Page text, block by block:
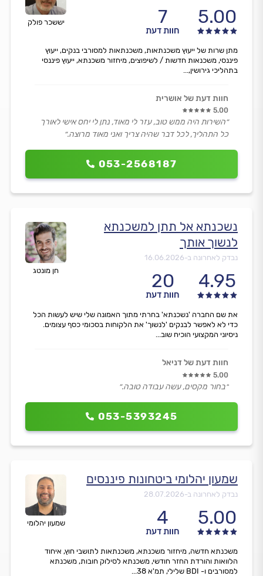
יששכר פולק 5.00
7
חוות דעת
053-2568187
מתן שרות של ייעוץ משכנתאות, משכנתאות למסורבי בנקים, ייעוץ
פיננסי, משכנאות חדשות / לשיפוצים, מיחזור משכנתא, ייעוץ פיננסי
בתהליכי גירושין,...
חוות דעת של אושרית
5.00
״השירות היה ממש טוב, עזר לי מאוד, נתן לי יחס אישי לאורך
כל התהליך, לכל דבר שהיה צריך ואני מאוד מרוצה.״
חן מונטג
נשכנתא אל תתן למשכנתא
לנשוך אותך
נבדק לאחרונה ב-16.06.2026
4.95
20
חוות דעת
053-5393245
את שם החברה 'נשכנתא' בחרתי מתוך האמונה שלי שיש לעשות הכל
כדי לא לאפשר לבנקים 'לנשוך' את הלקוחות בסכומי כסף עצומים.
ניסיוני המקצועי הוכיח שוב...
חוות דעת של דניאל
5.00
״בחור מקסים, עשה עבודה טובה.״
שמעון יהלומי
שמעון יהלומי ביטחונות פיננסים
נבדק לאחרונה ב-28.07.2026
5.00
4
חוות דעת
משכנתא חדשה, מיחזור משכנתא, משכנתאות לתושבי חוץ, איחוד
הלוואות והורדת החזר חודשי, משכנתא לסילוק חובות, משכנתא
למסורבים ו- BDI שלילי, תמ'א 38...